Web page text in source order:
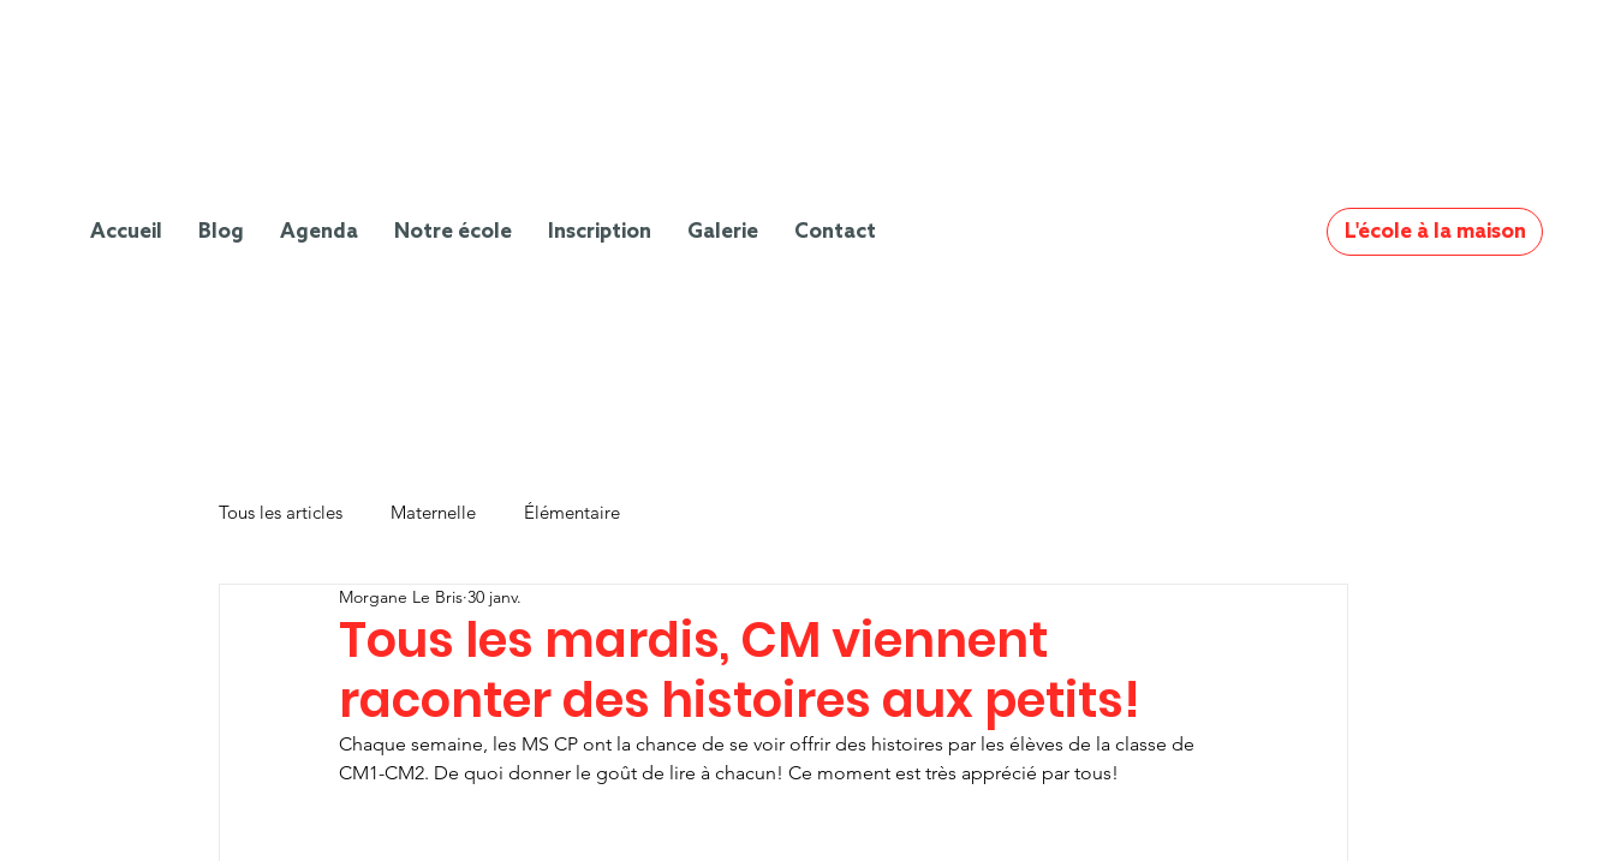
Accueil Blog Agenda Notre école Inscription Galerie Contact L'école à la maison
Tous les articles Maternelle Élémentaire
Tous les mardis, CM viennent
raconter des histoires aux petits!
Morgane Le Bris 30 janv.
Chaque semaine, les MS CP ont la chance de se voir offrir des histoires par les élèves de la classe de
CM1-CM2. De quoi donner le goût de lire à chacun! Ce moment est très apprécié par tous!